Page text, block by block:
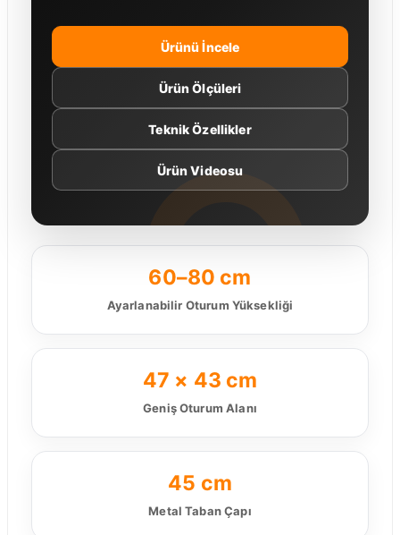
Ürünü İncele
Ürün Ölçüleri
Teknik Özellikler
Ürün Videosu
60–80 cm
Ayarlanabilir Oturum Yüksekliği
47 × 43 cm
Geniş Oturum Alanı
45 cm
Metal Taban Çapı